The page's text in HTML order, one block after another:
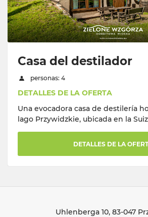
Casa del destilador
personas: 4
DETALLES DE LA OFERTA
Una evocadora casa de destilería
lago Przywidzkie, ubicada en la
DETALLES DE LA
Uhlenberga 10, 83-047